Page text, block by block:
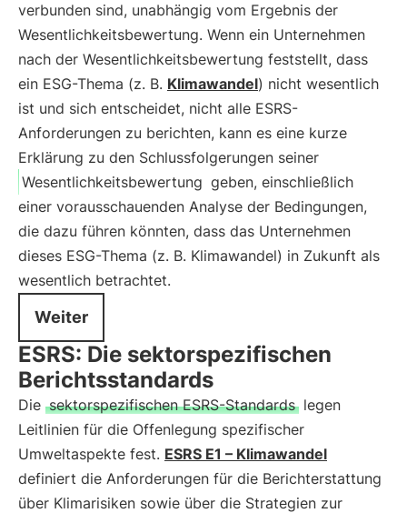
verbunden sind, unabhängig vom Ergebnis der
Wesentlichkeitsbewertung. Wenn ein Unternehmen
nach der Wesentlichkeitsbewertung feststellt, dass
ein ESG-Thema (z. B. Klimawandel) nicht wesentlich
ist und sich entscheidet, nicht alle ESRS-
Anforderungen zu berichten, kann es eine kurze
Erklärung zu den Schlussfolgerungen seiner
Wesentlichkeitsbewertung geben, einschließlich
einer vorausschauenden Analyse der Bedingungen,
die dazu führen könnten, dass das Unternehmen
dieses ESG-Thema (z. B. Klimawandel) in Zukunft als
wesentlich betrachtet.
Weiter
ESRS: Die sektorspezifischen
Berichtsstandards
Die sektorspezifischen ESRS-Standards legen
Leitlinien für die Offenlegung spezifischer
Umweltaspekte fest. ESRS E1 – Klimawandel
definiert die Anforderungen für die Berichterstattung
über Klimarisiken sowie über die Strategien zur